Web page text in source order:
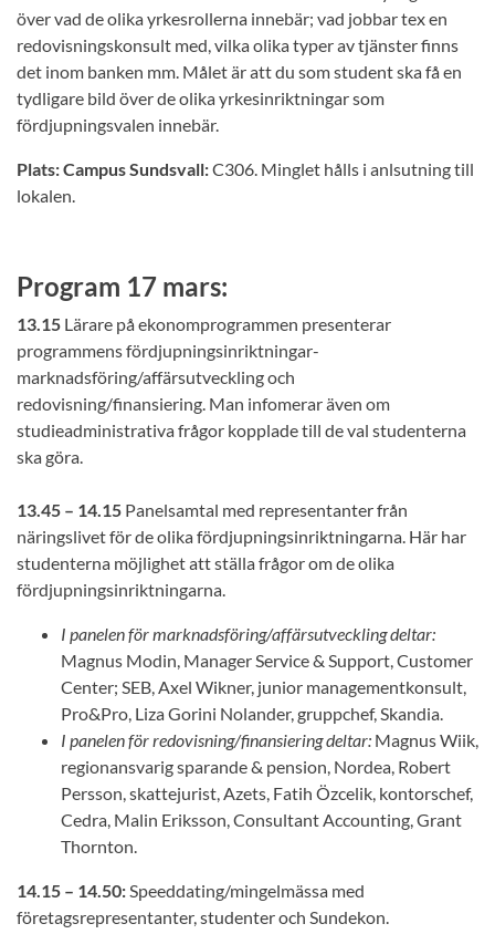
över vad de olika yrkesrollerna innebär; vad jobbar tex en
redovisningskonsult med, vilka olika typer av tjänster finns
det inom banken mm. Målet är att du som student ska få en
tydligare bild över de olika yrkesinriktningar som
fördjupningsvalen innebär.
Plats:Campus Sundsvall:C306. Minglet hålls i anlsutning till
lokalen.
Program 17 mars:
13.15 Lärare på ekonomprogrammen presenterar
programmens fördjupningsinriktningar-
marknadsföring/affärsutveckling och
redovisning/finansiering. Man infomerar även om
studieadministrativa frågor kopplade till de val studenterna
ska göra.
13.45 – 14.15 Panelsamtal med representanter från
näringslivet för de olika fördjupningsinriktningarna. Här har
studenterna möjlighet att ställa frågor om de olika
fördjupningsinriktningarna.
I panelen för marknadsföring/affärsutveckling deltar:
Magnus Modin, Manager Service & Support, Customer
Center; SEB, Axel Wikner, junior managementkonsult,
Pro&Pro, Liza Gorini Nolander, gruppchef, Skandia.
I panelen för redovisning/finansiering deltar: Magnus Wiik,
regionansvarig sparande & pension, Nordea, Robert
Persson, skattejurist, Azets, Fatih Özcelik, kontorschef,
Cedra, Malin Eriksson, Consultant Accounting, Grant
Thornton.
14.15 – 14.50:Speeddating/mingelmässa med
företagsrepresentanter, studenter och Sundekon.